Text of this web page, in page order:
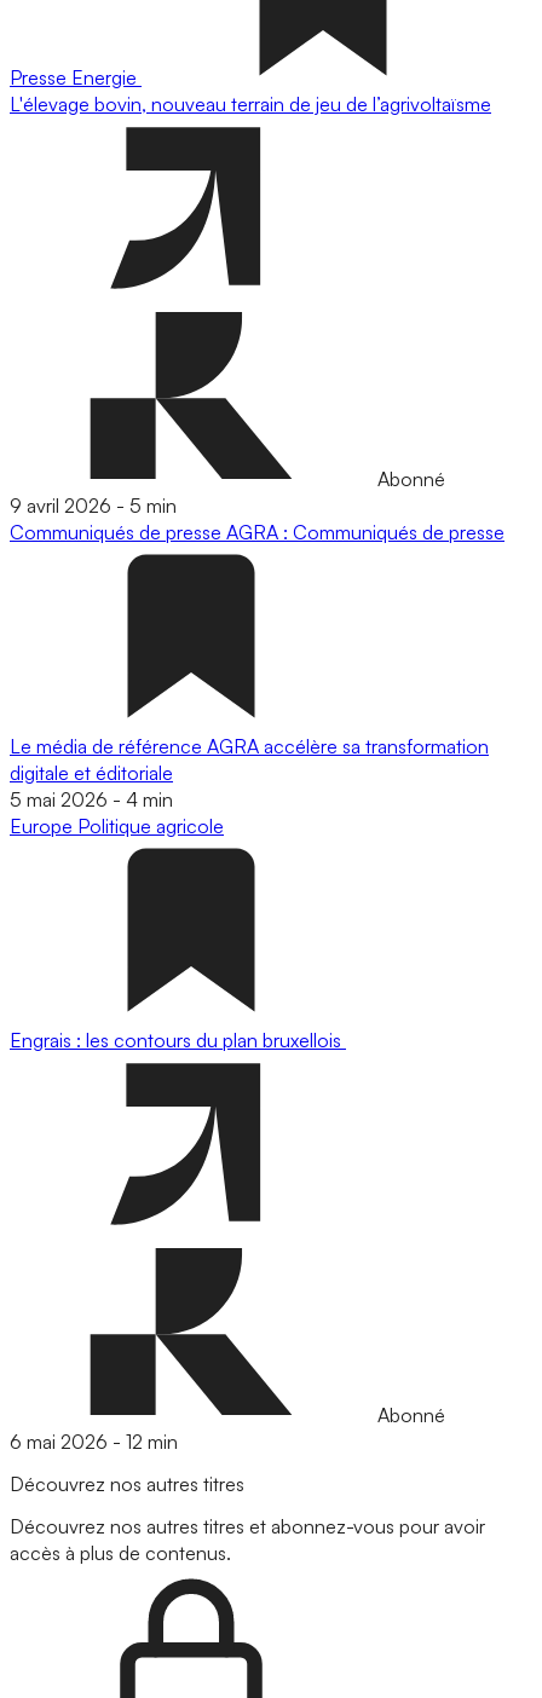
Presse Energie
L'élevage bovin, nouveau terrain de jeu de l’agrivoltaïsme
Abonné
9 avril 2026 - 5 min
Communiqués de presse AGRA : Communiqués de presse
Le média de référence AGRA accélère sa transformation
digitale et éditoriale
5 mai 2026 - 4 min
Europe Politique agricole
Engrais : les contours du plan bruxellois
Abonné
6 mai 2026 - 12 min
Découvrez nos autres titres
Découvrez nos autres titres et abonnez-vous pour avoir
accès à plus de contenus.